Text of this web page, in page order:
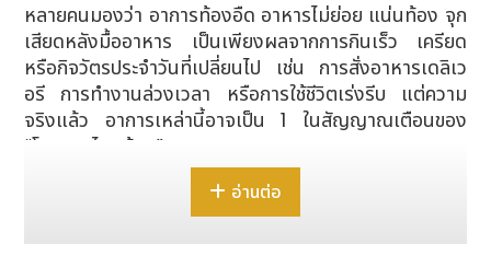
หลายคนมองว่า อาการท้องอืด อาหารไม่ย่อย แน่นท้อง จุก
เสียดหลังมื้ออาหาร เป็นเพียงผลจากการกินเร็ว เครียด
หรือกิจวัตรประจำวันที่เปลี่ยนไป เช่น การสั่งอาหารเดลิเว
อรี การทำงานล่วงเวลา หรือการใช้ชีวิตเร่งรีบ แต่ความ
จริงแล้ว อาการเหล่านี้อาจเป็น 1 ในสัญญาณเตือนของ
“โรคกรดไหลย้อน”
ทำความเข้าใจโรคกรดไหลย้อน
โรคกรดไหลย้อน (Gastroesophageal Reflux
อ่านต่อ